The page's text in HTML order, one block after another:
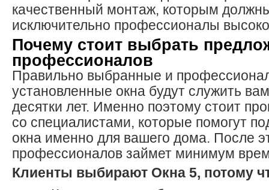
качественный монтаж, которым
исключительно профессионалы
Почему стоит выбрать
профессионалов
Правильно выбранные и
установленные окна будут служить
десятки лет. Именно поэтому стоит
со специалистами, которые помогут
окна именно для вашего дома. После
профессионалов займет минимум
Клиенты выбирают Окна 5, потому